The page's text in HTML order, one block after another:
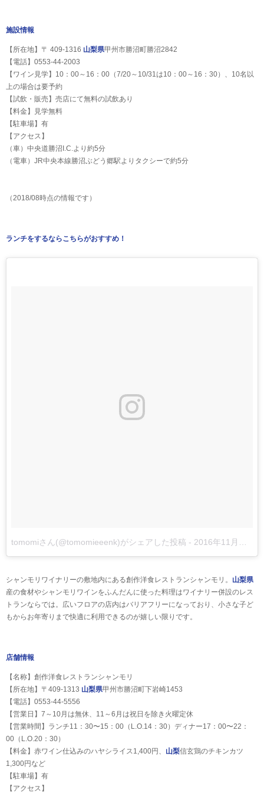
施設情報
【所在地】〒 409-1316 山梨県甲州市勝沼町勝沼2842
【電話】0553-44-2003
【ワイン見学】10：00～16：00（7/20～10/31は10：00～16：30）、10名以
上の場合は要予約
【試飲・販売】売店にて無料の試飲あり
【料金】見学無料
【駐車場】有
【アクセス】
（車）中央道勝沼I.C.より約5分
（電車）JR中央本線勝沼ぶどう郷駅よりタクシーで約5分
（2018/08時点の情報です）
ランチをするならこちらがおすすめ！
tomomiさん(@tomomieeenk)がシェアした投稿 - 2016年11月月20日午前1時39分PST
シャンモリワイナリーの敷地内にある創作洋食レストランシャンモリ。 山梨県
産の食材やシャンモリワインをふんだんに使った料理はワイナリー併設のレス
トランならでは。広いフロアの店内はバリアフリーになっており、小さな子ど
もからお年寄りまで快適に利用できるのが嬉しい限りです。
店舗情報
【名称】創作洋食レストランシャンモリ
【所在地】〒409-1313 山梨県甲州市勝沼町下岩崎1453
【電話】0553-44-5556
【営業日】7～10月は無休、11～6月は祝日を除き火曜定休
【営業時間】ランチ11：30〜15：00（L.O.14：30）ディナー17：00〜22：
00（L.O.20：30）
【料金】赤ワイン仕込みのハヤシライス1,400円、 山梨信玄鶏のチキンカツ
1,300円など
【駐車場】有
【アクセス】